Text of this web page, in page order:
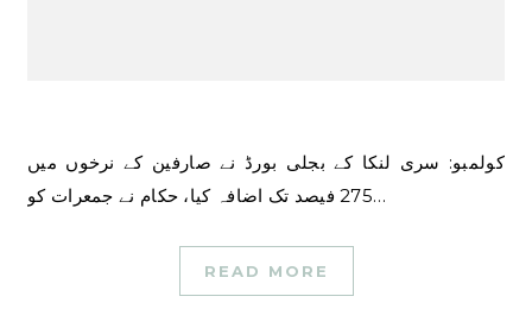
کولمبو: سری لنکا کے بجلی بورڈ نے صارفین کے نرخوں میں
275 فیصد تک اضافہ کیا، حکام نے جمعرات کو…
READ MORE